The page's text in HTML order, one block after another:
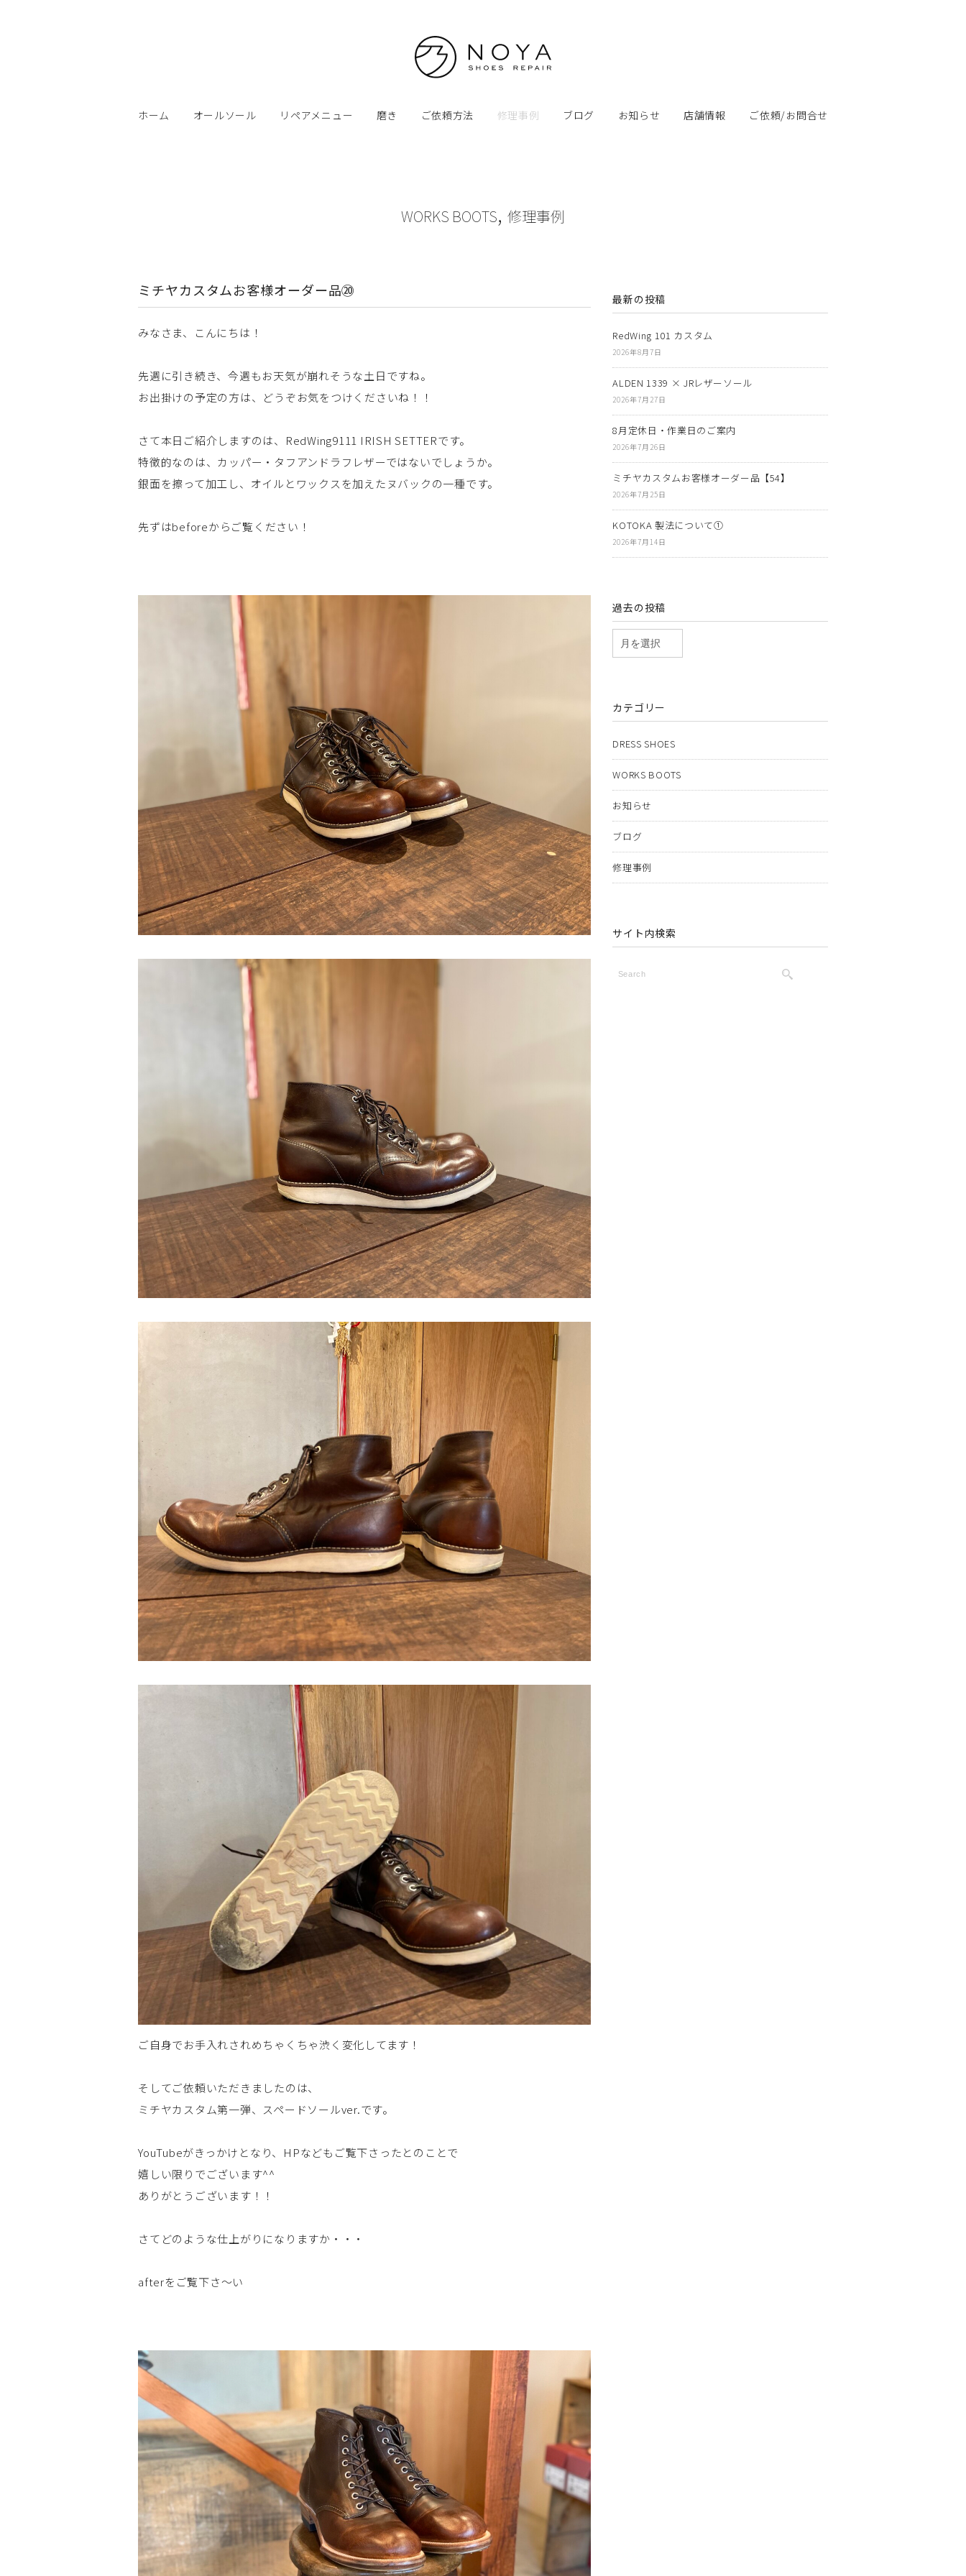
ホーム オールソール リペアメニュー 磨き ご依頼方法 修理事例 ブログ お知らせ 店舗情報 ご依頼/お問合せ
WORKS BOOTS, 修理事例
ミチヤカスタムお客様オーダー品⑳
みなさま、こんにちは！
先週に引き続き、今週もお天気が崩れそうな土日ですね。
お出掛けの予定の方は、どうぞお気をつけくださいね！！
さて本日ご紹介しますのは、RedWing9111 IRISH SETTERです。
特徴的なのは、カッパー・タフアンドラフレザーではないでしょうか。
銀面を擦って加工し、オイルとワックスを加えたヌバックの一種です。
先ずはbeforeからご覧ください！
ご自身でお手入れされめちゃくちゃ渋く変化してます！
そしてご依頼いただきましたのは、
ミチヤカスタム第一弾、スペードソールver.です。
YouTubeがきっかけとなり、HPなどもご覧下さったとのことで
嬉しい限りでございます^^
ありがとうございます！！
さてどのような仕上がりになりますか・・・
afterをご覧下さ～い
最新の投稿
RedWing 101 カスタム
2026年8月7日
ALDEN 1339 × JRレザーソール
2026年7月27日
8月定休日・作業日のご案内
2026年7月26日
ミチヤカスタムお客様オーダー品【54】
2026年7月25日
KOTOKA 製法について①
2026年7月14日
過去の投稿
カテゴリー
DRESS SHOES
WORKS BOOTS
お知らせ
ブログ
修理事例
サイト内検索